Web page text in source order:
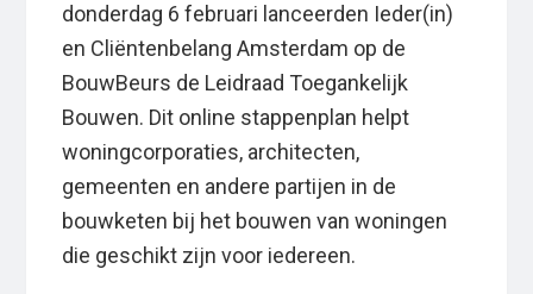
donderdag 6 februari lanceerden Ieder(in)
en Cliëntenbelang Amsterdam op de
BouwBeurs de Leidraad Toegankelijk
Bouwen. Dit online stappenplan helpt
woningcorporaties, architecten,
gemeenten en andere partijen in de
bouwketen bij het bouwen van woningen
die geschikt zijn voor iedereen.